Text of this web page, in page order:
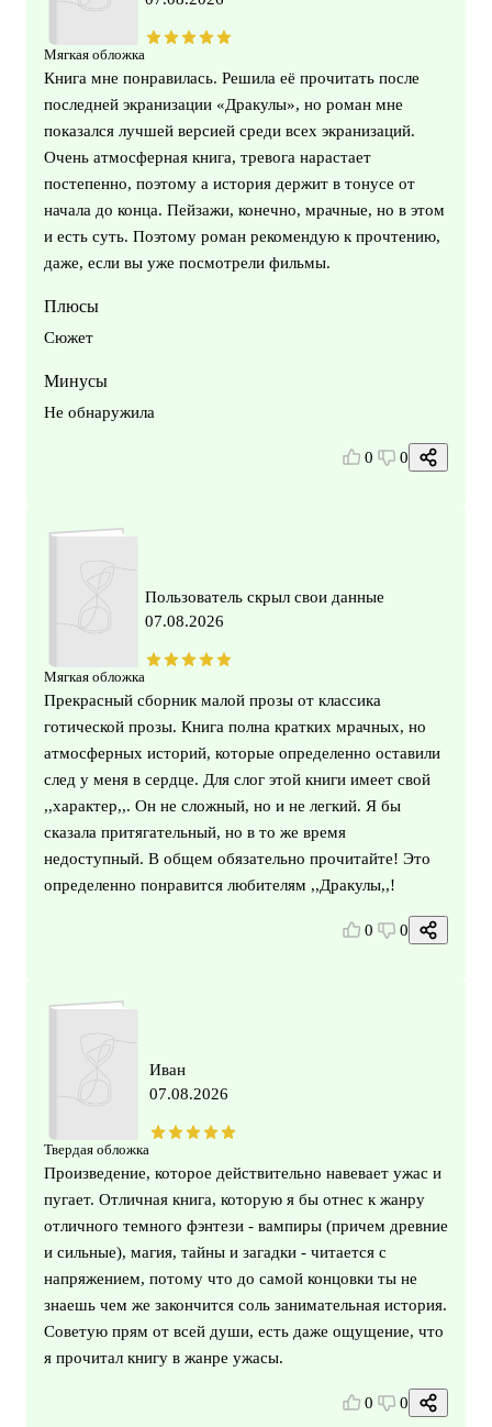
Мягкая обложка
Книга мне понравилась. Решила её прочитать после
последней экранизации «Дракулы», но роман мне
показался лучшей версией среди всех экранизаций.
Очень атмосферная книга, тревога нарастает
постепенно, поэтому а история держит в тонусе от
начала до конца. Пейзажи, конечно, мрачные, но в этом
и есть суть. Поэтому роман рекомендую к прочтению,
даже, если вы уже посмотрели фильмы.
Плюсы
Сюжет
Минусы
Не обнаружила
0 0
Мягкая обложка
Пользователь скрыл свои данные
07.08.2026
Прекрасный сборник малой прозы от классика
готической прозы. Книга полна кратких мрачных, но
атмосферных историй, которые определенно оставили
след у меня в сердце. Для слог этой книги имеет свой
,,характер,,. Он не сложный, но и не легкий. Я бы
сказала притягательный, но в то же время
недоступный. В общем обязательно прочитайте! Это
определенно понравится любителям ,,Дракулы,,!
0 0
Твердая обложка
Иван
07.08.2026
Произведение, которое действительно навевает ужас и
пугает. Отличная книга, которую я бы отнес к жанру
отличного темного фэнтези - вампиры (причем древние
и сильные), магия, тайны и загадки - читается с
напряжением, потому что до самой концовки ты не
знаешь чем же закончится соль занимательная история.
Советую прям от всей души, есть даже ощущение, что
я прочитал книгу в жанре ужасы.
0 0